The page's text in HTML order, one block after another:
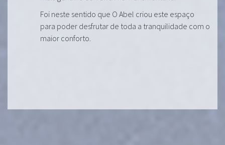
Foi neste sentido que O Abel criou este espaço
para poder desfrutar de toda a tranquilidade com o
maior conforto.